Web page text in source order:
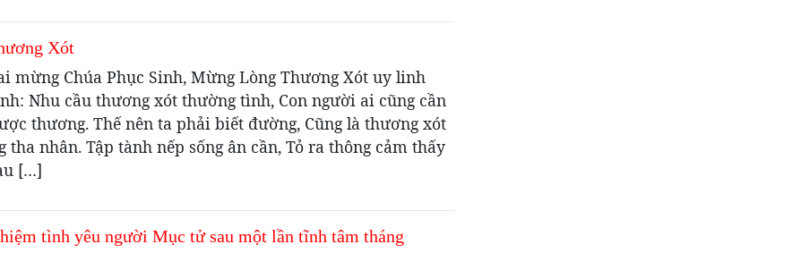
Xót
mừng Chúa Phục Sinh, Mừng Lòng Thương Xót uy linh
Nhu cầu thương xót thường tình, Con người ai cũng cần
thương. Thế nên ta phải biết đường, Cũng là thương xót
tha nhân. Tập tành nếp sống ân cần, Tỏ ra thông cảm thấy
[…]
tình yêu người Mục tử sau một lần tĩnh tâm tháng